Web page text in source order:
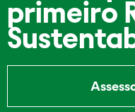
primeiro